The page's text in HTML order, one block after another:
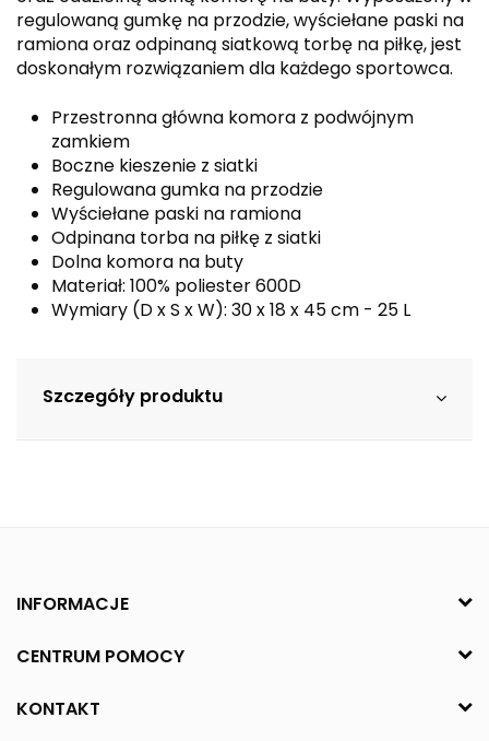
regulowaną gumkę na przodzie, wyściełane paski na
ramiona oraz odpinaną siatkową torbę na piłkę, jest
doskonałym rozwiązaniem dla każdego sportowca.
Przestronna główna komora z podwójnym
zamkiem
Boczne kieszenie z siatki
Regulowana gumka na przodzie
Wyściełane paski na ramiona
Odpinana torba na piłkę z siatki
Dolna komora na buty
Materiał: 100% poliester 600D
Wymiary (D x S x W): 30 x 18 x 45 cm - 25 L
Szczegóły produktu
INFORMACJE
CENTRUM POMOCY
KONTAKT